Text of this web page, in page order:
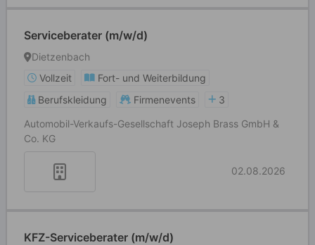
Serviceberater (m/w/d)
Dietzenbach
Vollzeit
Fort- und Weiterbildung
Berufskleidung
Firmenevents
3
Automobil-Verkaufs-Gesellschaft Joseph Brass GmbH &
Co. KG
02.08.2026
KFZ-Serviceberater (m/w/d)